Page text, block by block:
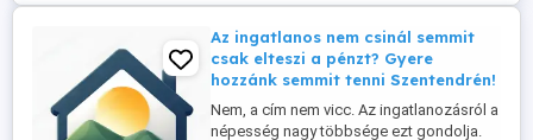
Az ingatlanos nem csinál semmit
csak elteszi a pénzt? Gyere
hozzánk semmit tenni Szentendrén!
Nem, a cím nem vicc. Az ingatlanozásról a
népesség nagy többsége ezt gondolja.